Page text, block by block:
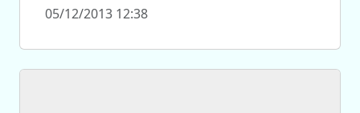
05/12/2013 12:38